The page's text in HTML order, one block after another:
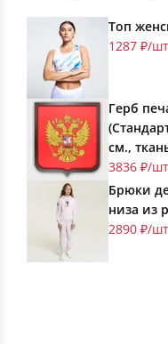
Топ
1287 ₽/шт
Герб
см.,
3836 ₽/шт
Брюки
низа из
2890 ₽/шт